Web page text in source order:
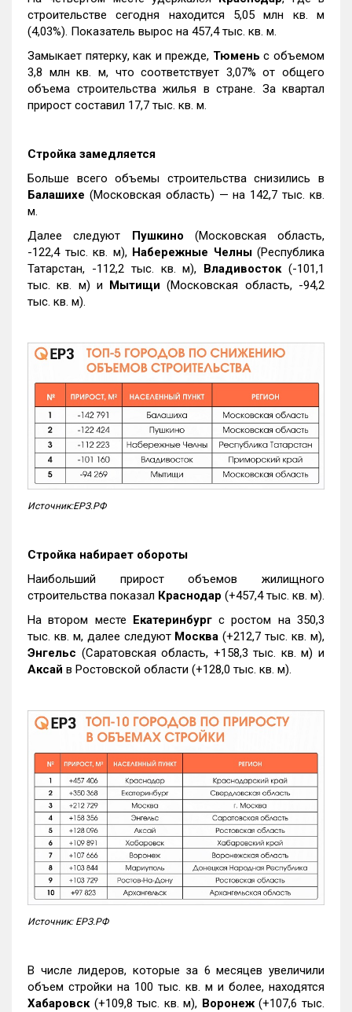
строительстве сегодня находится 5,05 млн кв. м
(4,03%). Показатель вырос на 457,4 тыс. кв. м.
Замыкает пятерку, как и прежде, Тюмень с объемом
3,8 млн кв. м, что соответствует 3,07% от общего
объема строительства жилья в стране. За квартал
прирост составил 17,7 тыс. кв. м.
Стройка замедляется
Больше всего объемы строительства снизились в
Балашихе (Московская область) — на 142,7 тыс. кв.
м.
Далее следуют Пушкино (Московская область,
-122,4 тыс. кв. м), Набережные Челны(Республика
Татарстан, -112,2 тыс. кв. м), Владивосток(-101,1
тыс. кв. м) и Мытищи (Московская область, -94,2
тыс. кв. м).
Источник:ЕРЗ.РФ
Стройка набирает обороты
Наибольший прирост объемов жилищного
строительства показал Краснодар (+457,4 тыс. кв. м).
На втором месте Екатеринбургс ростом на 350,3
тыс. кв. м, далее следуют Москва (+212,7 тыс. кв. м),
Энгельс (Саратовская область, +158,3 тыс. кв. м) и
Аксай в Ростовской области (+128,0 тыс. кв. м).
Источник: ЕРЗ.РФ
В числе лидеров, которые за 6 месяцев увеличили
объем стройки на 100 тыс. кв. м и более, находятся
Хабаровск (+109,8 тыс. кв. м), Воронеж(+107,6 тыс.